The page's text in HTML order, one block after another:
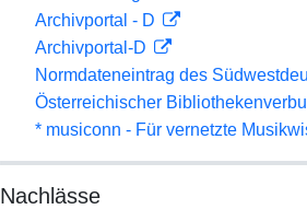
Archivportal - D
Archivportal-D
Normdateneintrag des
Österreichischer
* musiconn - Für vernetzte
Nachlässe